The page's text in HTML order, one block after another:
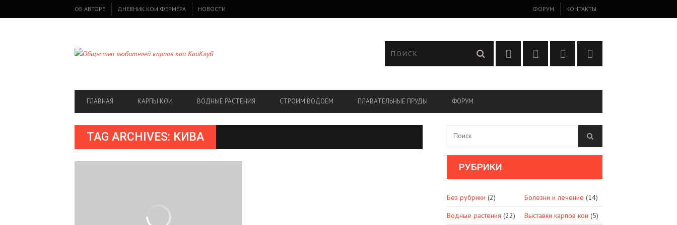
SECONDARY
NAVIGATION
ОБ АВТОРЕ ДНЕВНИК КОИ ФЕРМЕРА НОВОСТИ ФОРУМ КОНТАКТЫ
PRIMARY
NAVIGATION
ГЛАВНАЯ КАРПЫ КОИ ВОДНЫЕ РАСТЕНИЯ СТРОИМ ВОДОЕМ ПЛАВАТЕЛЬНЫЕ ПРУДЫ ФОРУМ
TAG ARCHIVES: КИВА
РУБРИКИ
Без рубрики (2) Болезни и лечение (14)
Водные растения (22) Выставки карпов кои (5)